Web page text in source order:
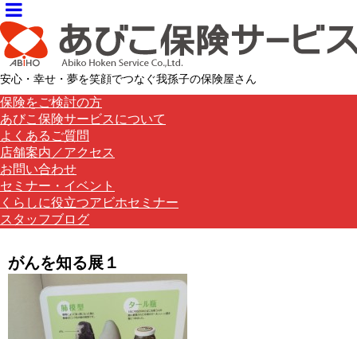
安心・幸せ・夢を笑顔でつなぐ我孫子の保険屋さん
保険をご検討の方
あびこ保険サービスについて
よくあるご質問
店舗案内／アクセス
お問い合わせ
セミナー・イベント
くらしに役立つアビホセミナー
スタッフブログ
がんを知る展１